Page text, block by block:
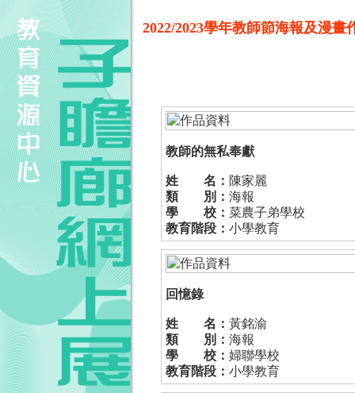
2022/2023學年教師節海報及漫畫
教師的無私奉獻
姓 名： 陳家麗
類 別：海報
學 校：菜農子弟學校
教育階段：小學教育
回憶錄
姓 名：黃銘渝
類 別：海報
學 校：婦聯學校
教育階段：小學教育